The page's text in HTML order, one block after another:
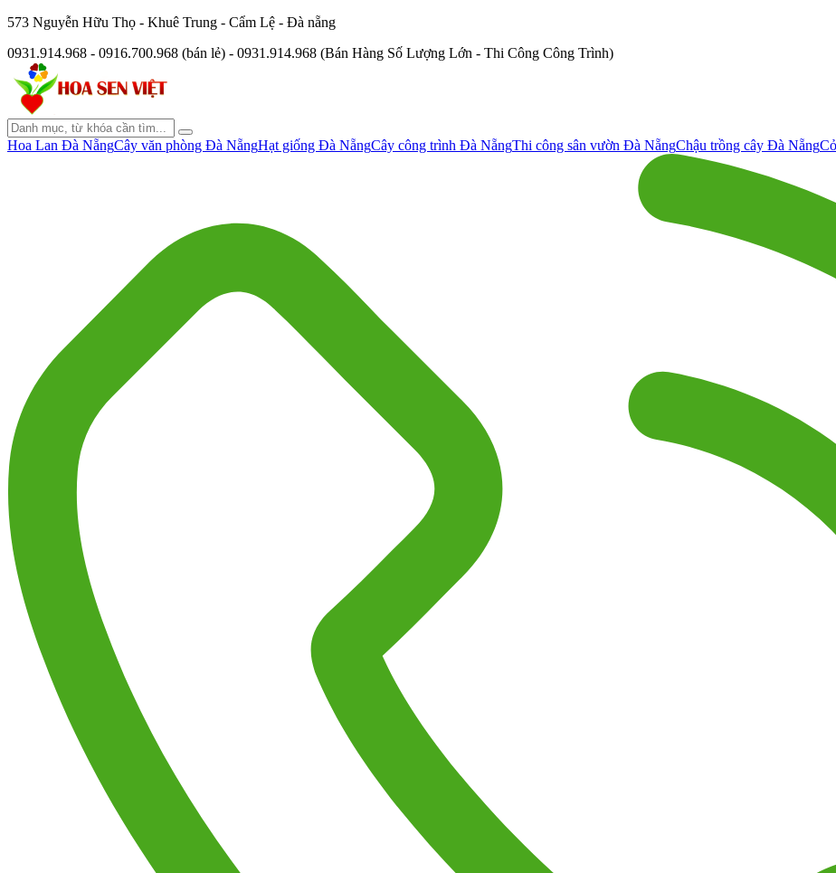
573 Nguyễn Hữu Thọ - Khuê Trung - Cẩm Lệ - Đà nẵng
0931.914.968 - 0916.700.968 (bán lẻ) - 0931.914.968 (Bán Hàng Số Lượng Lớn - Thi Công Công Trình)
Hoa Lan Đà NẵngCây văn phòng Đà NẵngHạt giống Đà NẵngCây công trình Đà NẵngThi công sân vườn Đà NẵngChậu trồng cây Đà Nẵng